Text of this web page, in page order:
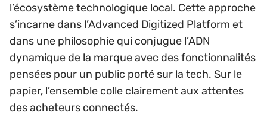
l’écosystème technologique local. Cette approche
s’incarne dans l’Advanced Digitized Platform et
dans une philosophie qui conjugue l’ADN
dynamique de la marque avec des fonctionnalités
pensées pour un public porté sur la tech. Sur le
papier, l’ensemble colle clairement aux attentes
des acheteurs connectés.